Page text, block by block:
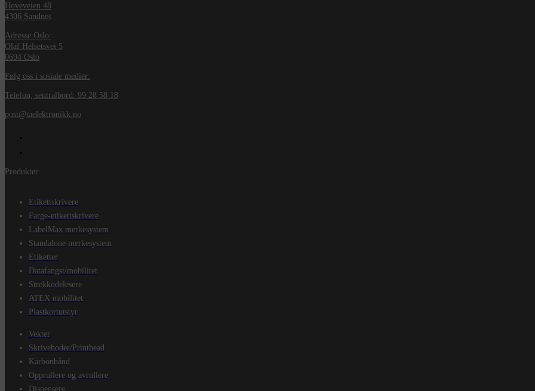
Hoveveien 48
4306 Sandnes
Adresse Oslo:
Olaf Helsetsvei 5
0694 Oslo
Følg oss i sosiale medier:
Telefon, sentralbord: 99 28 58 18
post@taelektronikk.no
Produkter
Etikettskrivere
Farge-etikettskrivere
LabelMax merkesystem
Standalone merkesystem
Etiketter
Datafangst/mobilitet
Strekkodelesere
ATEX mobilitet
Plastkortutstyr
Vekter
Skrivehoder/Printhead
Karbonbånd
Opprullere og avrullere
Dispensere